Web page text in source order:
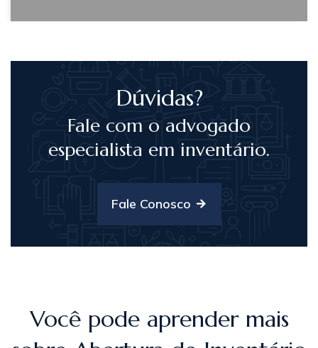
Dúvidas?
Fale com o advogado
especialista em inventário.
Fale Conosco
Você pode aprender mais